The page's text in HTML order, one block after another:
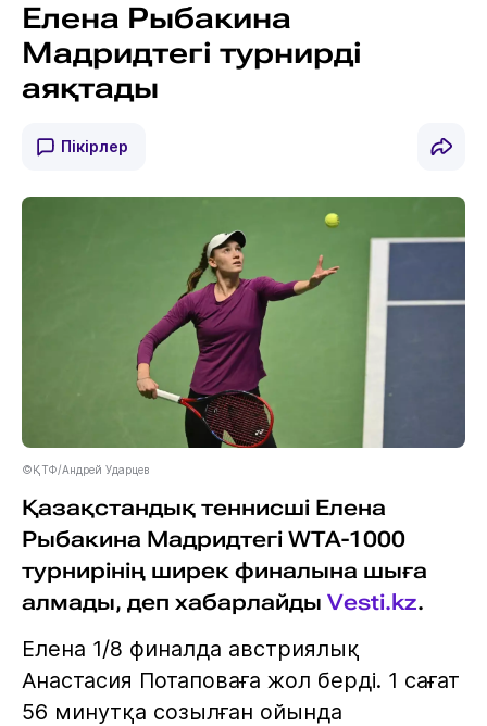
Елена Рыбакина
Мадридтегі турнирді
аяқтады
Пікірлер
©ҚТФ/Андрей Ударцев
Қазақстандық теннисші Елена
Рыбакина Мадридтегі WTA-1000
турнирінің ширек финалына шыға
алмады, деп хабарлайды Vesti.kz.
Елена 1/8 финалда австриялық
Анастасия Потаповаға жол берді. 1 сағат
56 минутқа созылған ойында